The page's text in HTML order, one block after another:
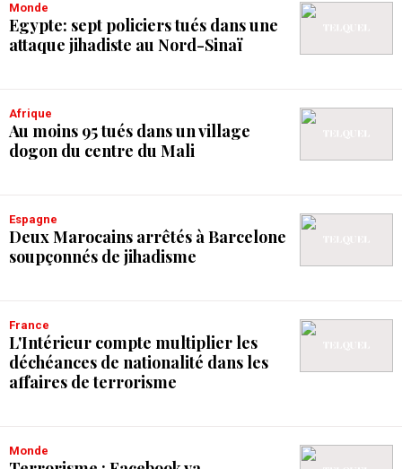
Monde
Egypte: sept policiers tués dans une
attaque jihadiste au Nord-Sinaï
Afrique
Au moins 95 tués dans un village
dogon du centre du Mali
Espagne
Deux Marocains arrêtés à Barcelone
soupçonnés de jihadisme
France
L'Intérieur compte multiplier les
déchéances de nationalité dans les
affaires de terrorisme
Monde